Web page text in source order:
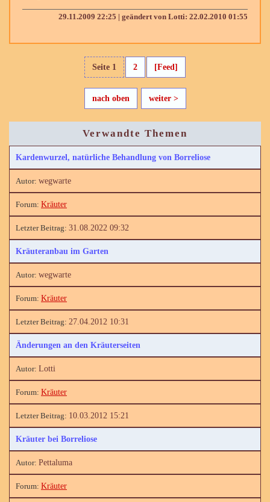
29.11.2009 22:25 | geändert von Lotti: 22.02.2010 01:55
Seite 1 2 [Feed]
nach oben weiter >
Verwandte Themen
Kardenwurzel, natürliche Behandlung von Borreliose
wegwarte
Kräuter
31.08.2022 09:32
Kräuteranbau im Garten
wegwarte
Kräuter
27.04.2012 10:31
Änderungen an den Kräuterseiten
Lotti
Kräuter
10.03.2012 15:21
Kräuter bei Borreliose
Pettaluma
Kräuter